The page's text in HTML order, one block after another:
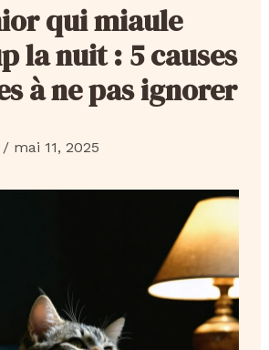
qui miaule
la nuit : 5 causes
à ne pas ignorer
/ mai 11, 2025